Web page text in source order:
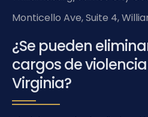
Monticello Ave, Suite 4,
¿Se pueden
cargos de
Virginia?